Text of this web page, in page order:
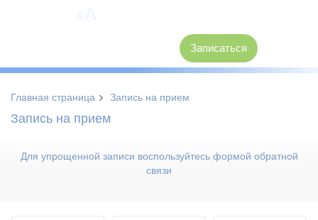
Записаться
Главная страница › Запись на прием
Запись на прием
Для упрощенной записи воспользуйтесь формой обратной
связи